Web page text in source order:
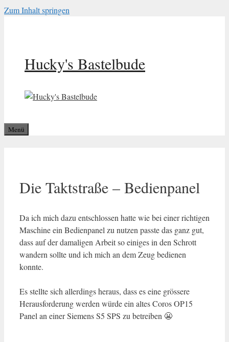
Zum Inhalt springen
Hucky's Bastelbude
Menü
Die Taktstraße – Bedienpanel
Da ich mich dazu entschlossen hatte wie bei einer richtigen
Maschine ein Bedienpanel zu nutzen passte das ganz gut,
dass auf der damaligen Arbeit so einiges in den Schrott
wandern sollte und ich mich an dem Zeug bedienen
konnte.
Es stellte sich allerdings heraus, dass es eine grössere
Herausforderung werden würde ein altes Coros OP15
Panel an einer Siemens S5 SPS zu betreiben 😬